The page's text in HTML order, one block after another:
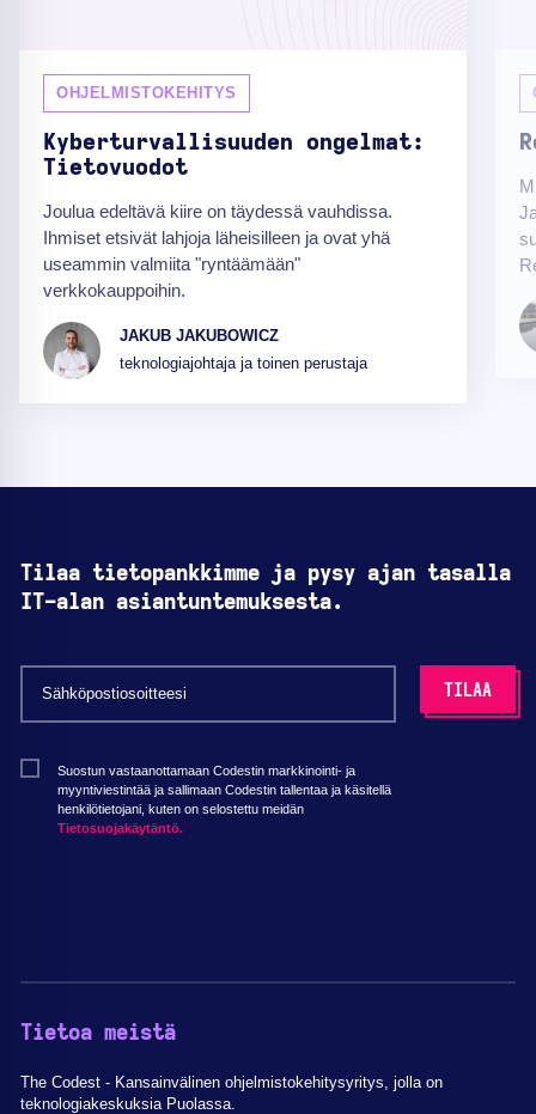
OHJELMISTOKEHITYS
Kyberturvallisuuden ongelmat:
Tietovuodot
Joulua edeltävä kiire on täydessä vauhdissa.
Ihmiset etsivät lahjoja läheisilleen ja ovat yhä
useammin valmiita "ryntäämään"
verkkokauppoihin.
JAKUB JAKUBOWICZ
teknologiajohtaja ja toinen perustaja
Tilaa tietopankkimme ja pysy ajan tasalla
IT-alan asiantuntemuksesta.
Suostun vastaanottamaan Codestin markkinointi- ja
myyntiviestintää ja sallimaan Codestin tallentaa ja käsitellä
henkilötietojani, kuten on selostettu meidän
Tietosuojakäytäntö.
Tietoa meistä
The Codest - Kansainvälinen ohjelmistokehitysyritys, jolla on
teknologiakeskuksia Puolassa.